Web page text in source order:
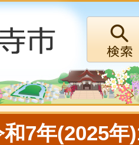
7年(2025年